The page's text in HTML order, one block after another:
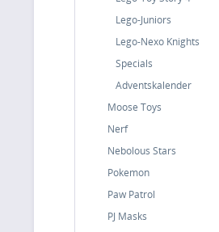
Lego-Juniors
Lego-Nexo Knights
Specials
Adventskalender
Moose Toys
Nerf
Nebolous Stars
Pokemon
Paw Patrol
PJ Masks